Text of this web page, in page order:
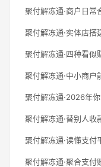
聚付解冻通·商户日常
聚付解冻通·实体店搭
聚付解冻通·四种看似
聚付解冻通·中小商户
聚付解冻通·2026年
聚付解冻通·替别人收
聚付解冻通·读懂支付
聚付解冻通·聚合支付